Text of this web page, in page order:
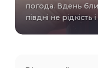
погода. Вдень
півдні не рідкість